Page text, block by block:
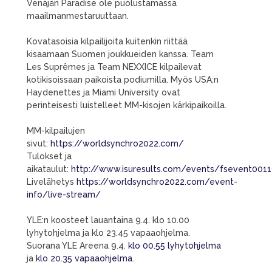
Venäjän Paradise ole puolustamassa
maailmanmestaruuttaan.
Kovatasoisia kilpailijoita kuitenkin riittää
kisaamaan Suomen joukkueiden kanssa. Team
Les Suprêmes ja Team NEXXICE kilpailevat
kotikisoissaan paikoista podiumilla. Myös USA:n
Haydenettes ja Miami University ovat
perinteisesti luistelleet MM-kisojen kärkipaikoilla.
MM-kilpailujen
sivut: https://worldsynchro2022.com/
Tulokset ja
aikataulut: http://www.isuresults.com/events/
Livelähetys https://worldsynchro2022.com/event-
info/live-stream/
YLE:n koosteet lauantaina 9.4. klo 10.00
lyhytohjelma ja klo 23.45 vapaaohjelma.
Suorana YLE Areena 9.4. klo 00.55 lyhytohjelma
ja klo 20.35 vapaaohjelma.